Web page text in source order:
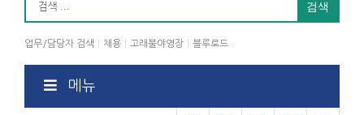
업무/담당자 검색 채용 고래불야영장 블루로드
메뉴